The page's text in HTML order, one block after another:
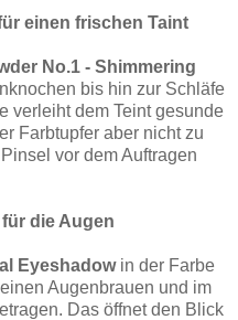
einen frischen Taint
No.1 - Shimmering
bis hin zur Schläfe
verleiht dem Teint gesunde
Farbtupfer aber nicht zu
vor dem Auftragen
die Augen
Eyeshadowin der Farbe
Augenbrauen und im
Das öffnet den Blick